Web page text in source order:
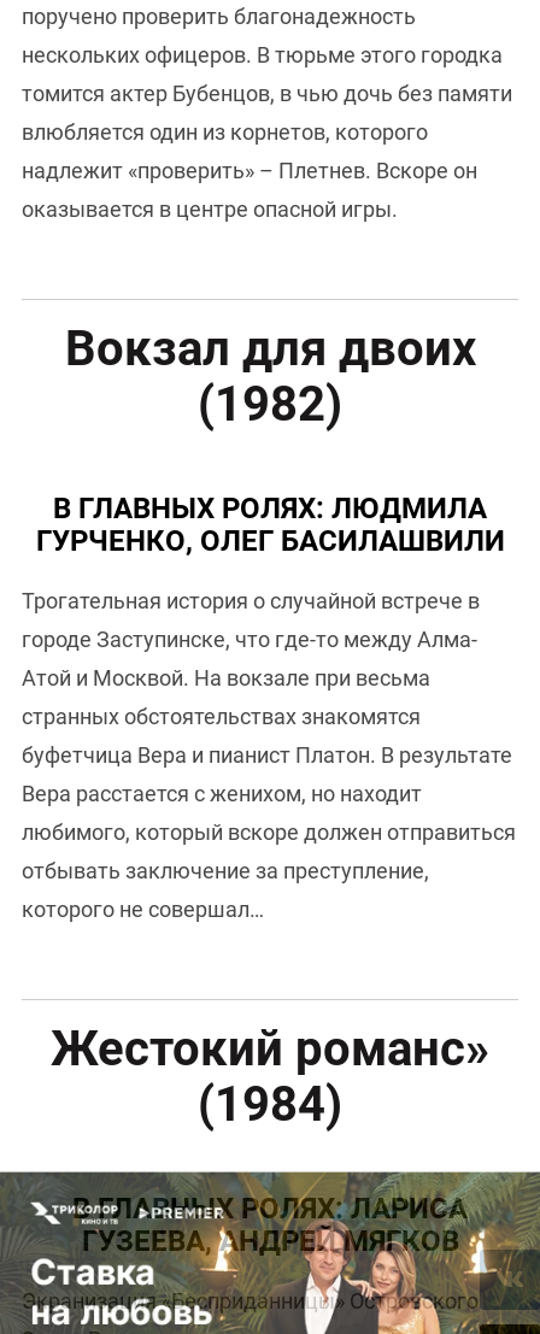
поручено проверить благонадежность
нескольких офицеров. В тюрьме этого городка
томится актер Бубенцов, в чью дочь без памяти
влюбляется один из корнетов, которого
надлежит «проверить» – Плетнев. Вскоре он
оказывается в центре опасной игры.
Вокзал для двоих
(1982)
В ГЛАВНЫХ РОЛЯХ: ЛЮДМИЛА
ГУРЧЕНКО, ОЛЕГ БАСИЛАШВИЛИ
Трогательная история о случайной встрече в
городе Заступинске, что где-то между Алма-
Атой и Москвой. На вокзале при весьма
странных обстоятельствах знакомятся
буфетчица Вера и пианист Платон. В результате
Вера расстается с женихом, но находит
любимого, который вскоре должен отправиться
отбывать заключение за преступление,
которого не совершал…
Жестокий романс»
(1984)
В ГЛАВНЫХ РОЛЯХ: ЛАРИСА
ГУЗЕЕВА, АНДРЕЙ МЯГКОВ
Экранизация «Бесприданницы» Островского.